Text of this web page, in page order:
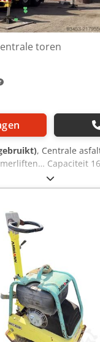
toren
, Centrale
Capaciteit